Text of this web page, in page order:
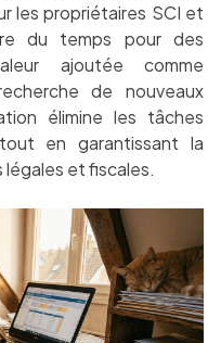
les propriétaires SCI et
du temps pour des
ajoutée comme
de nouveaux
élimine les tâches
en garantissant la
et fiscales.